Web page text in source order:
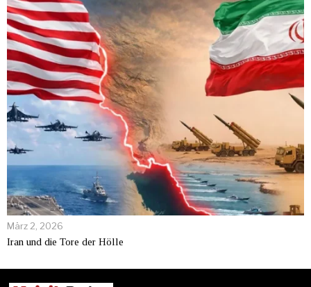
März 2, 2026
Iran und die Tore der Hölle